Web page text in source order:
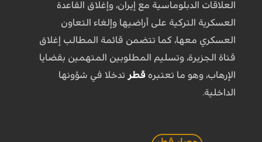
العلاقات الدبلوماسية مع إيران، وإغلاق القاعدة
العسكرية التركية على أراضيها وإلغاء التعاون
العسكري معها، كما تتضمن قائمة المطالب إغلاق
قناة الجزيرة، وتسليم المطلوبين المتهمين بقضايا
الإرهاب، وهو ما تعتبره قطر تدخلا في شؤونها
الداخلية.